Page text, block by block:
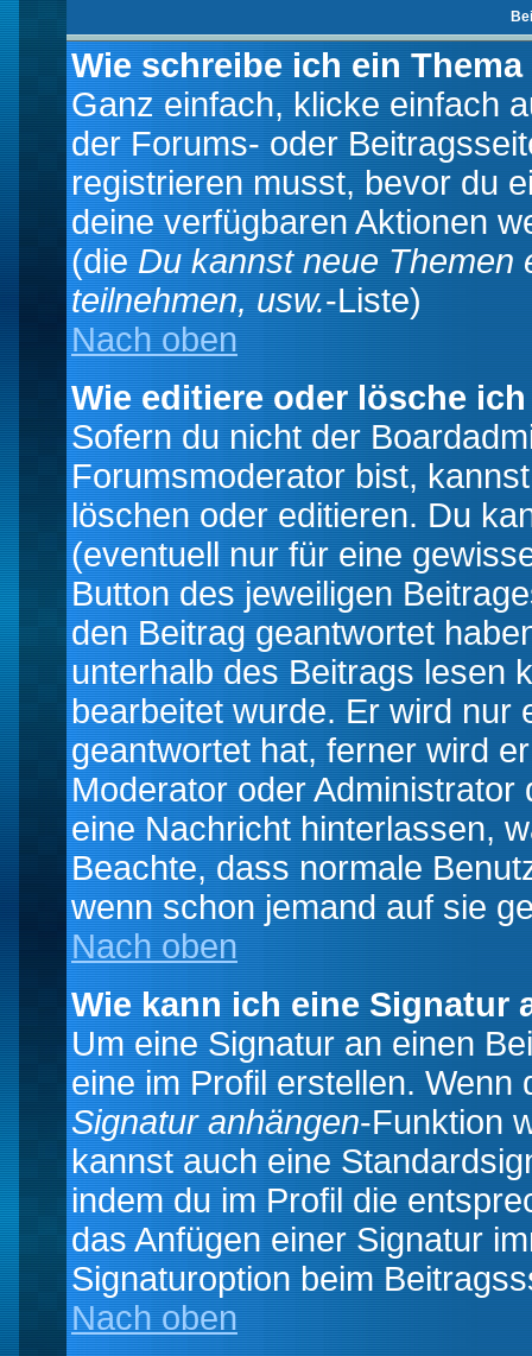
Wie schreibe ich ein
Ganz einfach, klicke einfach
der Forums- oder
registrieren musst, bevor du
deine verfügbaren Aktionen
(die Du kannst neue Themen
teilnehmen, usw.-Liste)
Nach oben
Wie editiere oder lösche
Sofern du nicht der
Forumsmoderator bist,
löschen oder editieren. Du
(eventuell nur für eine
Button des jeweiligen
den Beitrag geantwortet
unterhalb des Beitrags lesen
bearbeitet wurde. Er wird nur
geantwortet hat, ferner wird
Moderator oder
eine Nachricht hinterlassen,
Beachte, dass normale
wenn schon jemand auf sie
Nach oben
Wie kann ich eine Signatur
Um eine Signatur an einen
eine im Profil erstellen.
Signatur anhängen-Funktion
kannst auch eine
indem du im Profil die
das Anfügen einer Signatur
Signaturoption beim
Nach oben